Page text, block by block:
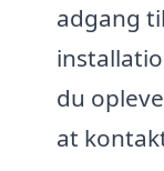
adgang
du
at